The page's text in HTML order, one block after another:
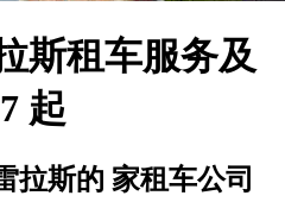
斯租车服务及
起
拉斯的 家租车公司